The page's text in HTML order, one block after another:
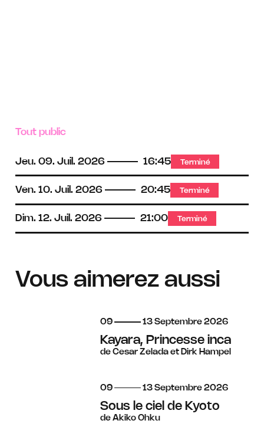
Tout public
Jeu. 09. Juil. 2026 16:45 Terminé
Ven. 10. Juil. 2026 20:45 Terminé
Dim. 12. Juil. 2026 21:00 Terminé
Vous aimerez aussi
du
09 au
13 septembre
Septembre 2026
Kayara, Princesse inca
de Cesar Zelada et Dirk Hampel
du
09 au
13 septembre
Septembre 2026
Sous le ciel de Kyoto
de Akiko Ohku